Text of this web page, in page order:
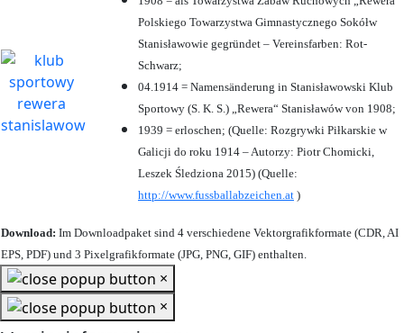
Polskiego Towarzystwa Gimnastycznego Sokółw
Stanisławowie gegründet – Vereinsfarben: Rot-
Schwarz;
04.1914 = Namensänderung in Stanisławowski Klub
Sportowy (S. K. S.) „Rewera“ Stanisławów von 1908;
1939 = erloschen; (Quelle: Rozgrywki Piłkarskie w
Galicji do roku 1914 – Autorzy: Piotr Chomicki,
Leszek Śledziona 2015) (Quelle:
http://www.fussballabzeichen.at )
Download: Im Downloadpaket sind 4 verschiedene Vektorgrafikformate (CDR, AI
EPS, PDF) und 3 Pixelgrafikformate (JPG, PNG, GIF) enthalten.
×
×